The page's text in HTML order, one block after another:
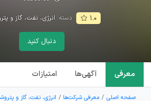
۱.۰ دسته: انرژی، نفت، گاز و
دنبال کنید
معرفی آگهی‌ها امتیازات
صفحه اصلی معرفی شرکت‌ها انرژی، نفت، گاز و